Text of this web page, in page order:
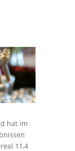
hat im
11,4